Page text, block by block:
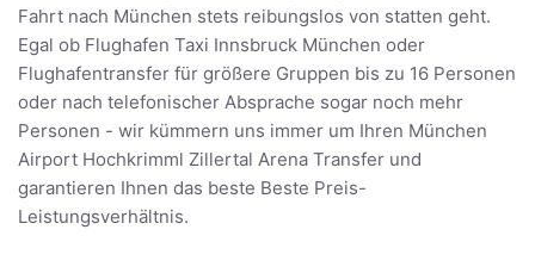
Fahrt nach München stets reibungslos von statten geht.
Egal ob Flughafen Taxi Innsbruck München oder
Flughafentransfer für größere Gruppen bis zu 16 Personen
oder nach telefonischer Absprache sogar noch mehr
Personen - wir kümmern uns immer um Ihren München
Airport Hochkrimml Zillertal Arena Transfer und
garantieren Ihnen das beste Beste Preis-
Leistungsverhältnis.